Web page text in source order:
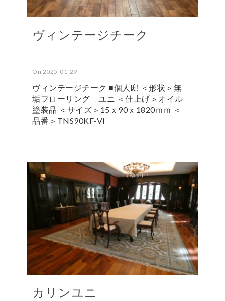
ヴィンテージチーク
On 2025-01-29
ヴィンテージチーク ■個人邸 ＜形状＞無
垢フローリング ユニ ＜仕上げ＞オイル
塗装品 ＜サイズ＞15ｘ90ｘ1820ｍｍ ＜
品番＞TNS90KF-VI
カリンユニ